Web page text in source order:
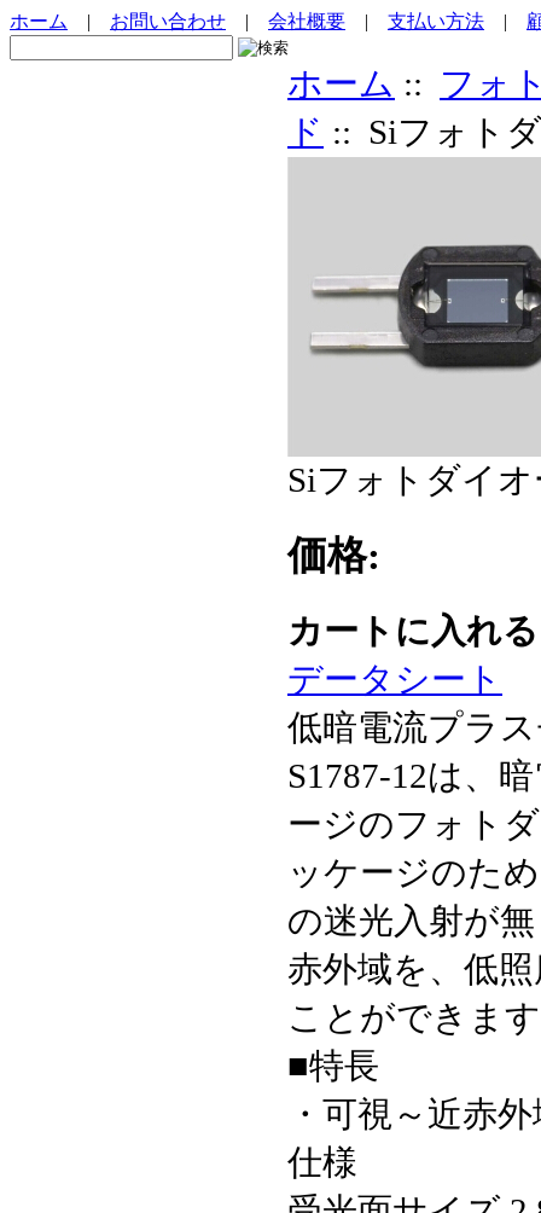
ホーム | お問い合わせ | 会社概要 | 支払い方法 |
ホーム :: フォ
ド :: Siフォト
Siフォトダイオ
価格:
カートに入れ
データシート
低暗電流プラ
S1787-12は、
ージのフォト
ッケージのた
の迷光入射が
赤外域を、低
ことができます
■特長
・可視～近赤
仕様